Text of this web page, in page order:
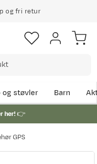
og fri retur
og støvler Barn
her!👉
GPS